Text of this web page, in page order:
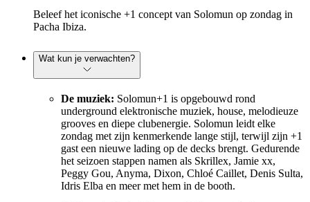
Beleef het iconische +1 concept van Solomun op zondag in
Pacha Ibiza.
Wat kun je verwachten?
De muziek: Solomun+1 is opgebouwd rond
underground elektronische muziek, house, melodieuze
grooves en diepe clubenergie. Solomun leidt elke
zondag met zijn kenmerkende lange stijl, terwijl zijn +1
gast een nieuwe lading op de decks brengt. Gedurende
het seizoen stappen namen als Skrillex, Jamie xx,
Peggy Gou, Anyma, Dixon, Chloé Caillet, Denis Sulta,
Idris Elba en meer met hem in de booth.